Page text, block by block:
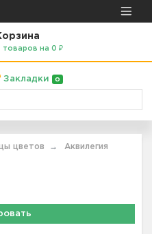
товаров на 0 ₽
Закладки 0
цветов
Аквилегия